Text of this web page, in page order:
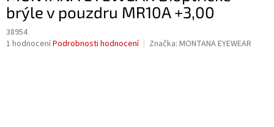
brýle v pouzdru MR10A +3,00
38954
Průměrné
1 hodnoceníPodrobnosti hodnocení Značka: MONTANA EYEWEAR